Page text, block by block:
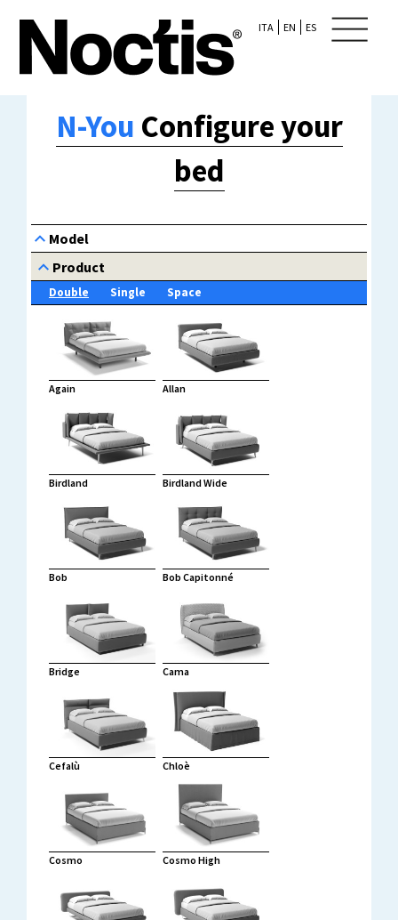
ITA EN ES
N-You Configure your
bed